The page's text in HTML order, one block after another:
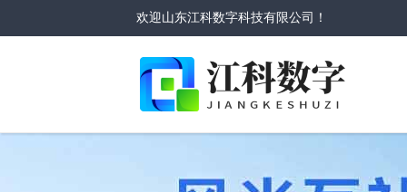
欢迎山东江科数字科技有限公司！